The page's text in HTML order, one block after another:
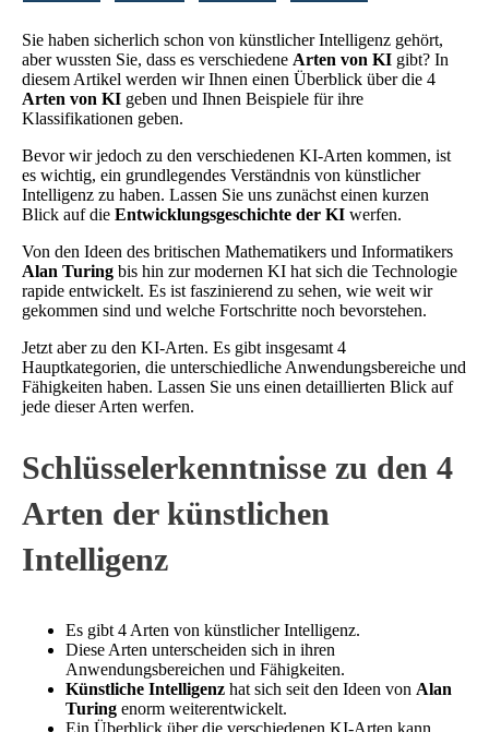
Sie haben sicherlich schon von künstlicher Intelligenz gehört,
aber wussten Sie, dass es verschiedene Arten von KI gibt? In
diesem Artikel werden wir Ihnen einen Überblick über die 4
Arten von KI geben und Ihnen Beispiele für ihre
Klassifikationen geben.
Bevor wir jedoch zu den verschiedenen KI-Arten kommen, ist
es wichtig, ein grundlegendes Verständnis von künstlicher
Intelligenz zu haben. Lassen Sie uns zunächst einen kurzen
Blick auf die Entwicklungsgeschichte der KI werfen.
Von den Ideen des britischen Mathematikers und Informatikers
Alan Turing bis hin zur modernen KI hat sich die Technologie
rapide entwickelt. Es ist faszinierend zu sehen, wie weit wir
gekommen sind und welche Fortschritte noch bevorstehen.
Jetzt aber zu den KI-Arten. Es gibt insgesamt 4
Hauptkategorien, die unterschiedliche Anwendungsbereiche und
Fähigkeiten haben. Lassen Sie uns einen detaillierten Blick auf
jede dieser Arten werfen.
Schlüsselerkenntnisse zu den 4
Arten der künstlichen
Intelligenz
Es gibt 4 Arten von künstlicher Intelligenz.
Diese Arten unterscheiden sich in ihren
Anwendungsbereichen und Fähigkeiten.
Künstliche Intelligenz hat sich seit den Ideen von Alan
Turing enorm weiterentwickelt.
Ein Überblick über die verschiedenen KI-Arten kann